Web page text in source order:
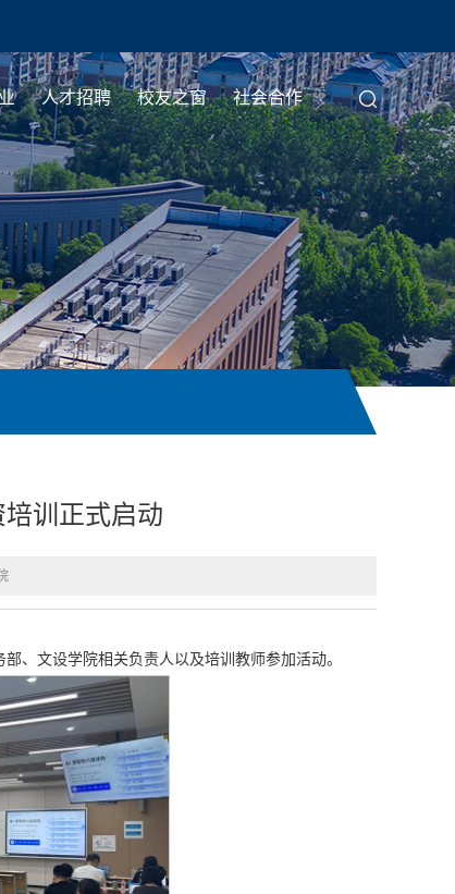
人才招聘 校友之窗 社会合作
培训正式启动
、文设学院相关负责人以及培训教师参加活动。